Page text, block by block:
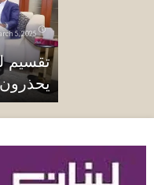
5, 2025
تقسيم
يحذرون